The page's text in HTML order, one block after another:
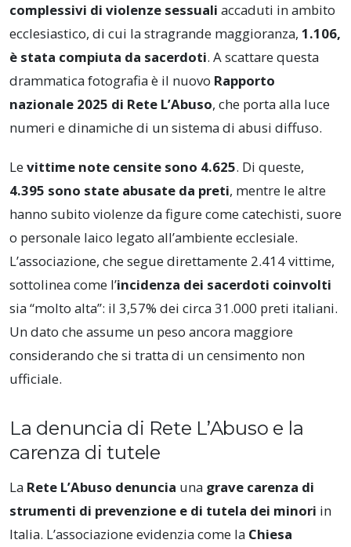
complessivi di violenze sessuali accaduti in ambito
ecclesiastico, di cui la stragrande maggioranza, 1.106,
è stata compiuta da sacerdoti. A scattare questa
drammatica fotografia è il nuovo Rapporto
nazionale 2025 di Rete L’Abuso, che porta alla luce
numeri e dinamiche di un sistema di abusi diffuso.
Levittime note censite sono 4.625. Di queste,
4.395 sono state abusate da preti, mentre le altre
hanno subito violenze da figure come catechisti, suore
o personale laico legato all’ambiente ecclesiale.
L’associazione, che segue direttamente 2.414 vittime,
sottolinea come l’incidenza dei sacerdoti coinvolti
sia “molto alta”: il 3,57% dei circa 31.000 preti italiani.
Un dato che assume un peso ancora maggiore
considerando che si tratta di un censimento non
ufficiale.
La denuncia di Rete L’Abuso e la
carenza di tutele
La Rete L’Abuso denuncia una grave carenza di
strumenti di prevenzione e di tutela dei minori in
Italia. L’associazione evidenzia come la Chiesa